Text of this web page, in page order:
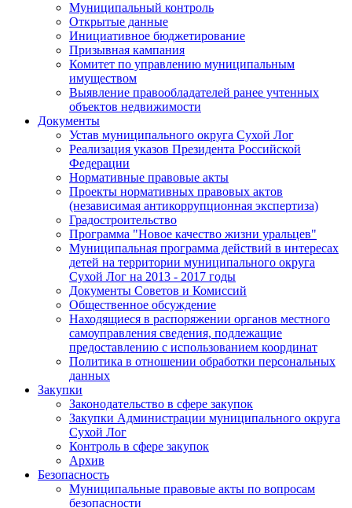
Муниципальный контроль
Открытые данные
Инициативное бюджетирование
Призывная кампания
Комитет по управлению муниципальным
имуществом
Выявление правообладателей ранее учтенных
объектов недвижимости
Документы
Устав муниципального округа Сухой Лог
Реализация указов Президента Российской
Федерации
Нормативные правовые акты
Проекты нормативных правовых актов
(независимая антикоррупционная экспертиза)
Градостроительство
Программа "Новое качество жизни уральцев"
Муниципальная программа действий в интересах
детей на территории муниципального округа
Сухой Лог на 2013 - 2017 годы
Документы Советов и Комиссий
Общественное обсуждение
Находящиеся в распоряжении органов местного
самоуправления сведения, подлежащие
предоставлению с использованием координат
Политика в отношении обработки персональных
данных
Закупки
Законодательство в сфере закупок
Закупки Администрации муниципального округа
Сухой Лог
Контроль в сфере закупок
Архив
Безопасность
Муниципальные правовые акты по вопросам
безопасности